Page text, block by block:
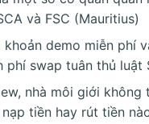
và FSC (Mauritius)
khoản demo miễn phí
phí swap tuân thủ luật
nhà môi giới không
tiền hay rút tiền